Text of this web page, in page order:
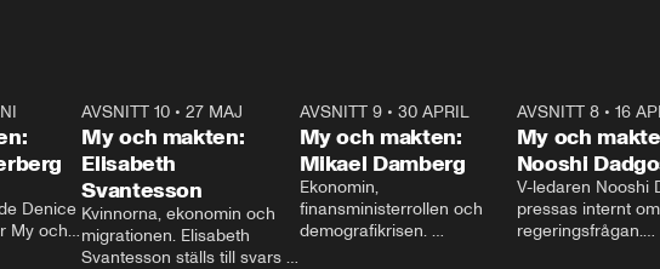
23:40
Denice
My och
AVSNITT 10 •27 MAJ
My och makten:
Elisabeth
Svantesson
Kvinnorna, ekonomin och
migrationen. Elisabeth
Svantesson ställs till svars
AVSNITT 9• 30 APRIL
My och makten:
Mikael Damberg
Ekonomin,
finansministerrollen och
demografikrisen.
AVSNITT 8• 16
My och
Nooshi
V-ledaren Nooshi
pressas internt om
regeringsfrågan.